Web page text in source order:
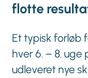
flotte
Et typisk forløb
hver 6. – 8. uge
udleveret nye